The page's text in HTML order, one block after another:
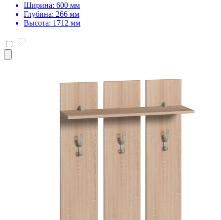
Ширина: 600 мм
Глубина: 266 мм
Высота: 1712 мм